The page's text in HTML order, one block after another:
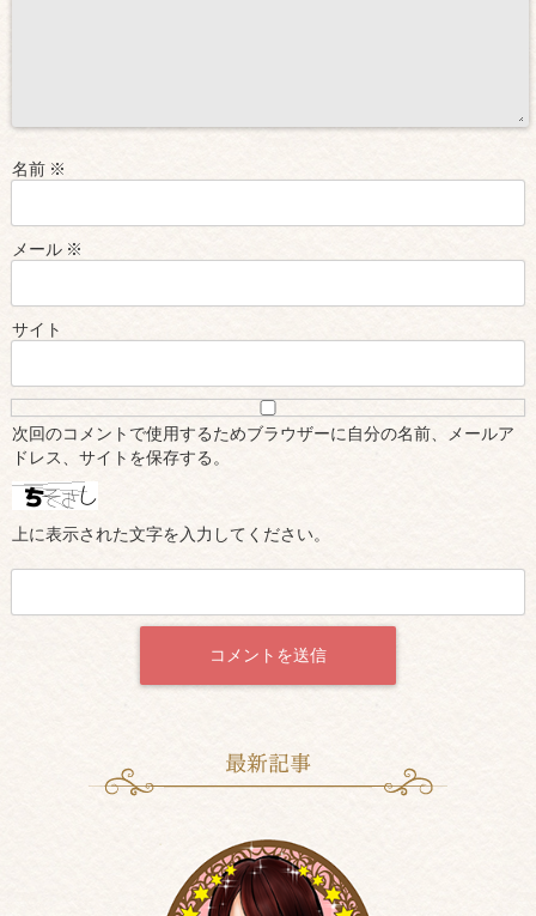
名前 ※
メール ※
サイト
次回のコメントで使用するためブラウザーに自分の名前、メールア
ドレス、サイトを保存する。
上に表示された文字を入力してください。